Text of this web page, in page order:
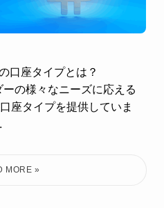
口座タイプとは？
の様々なニーズに応える
座タイプを提供していま